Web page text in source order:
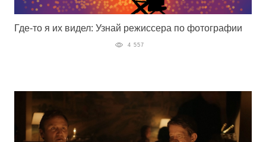
Где-то я их видел: Узнай режиссера по фотографии
4 557